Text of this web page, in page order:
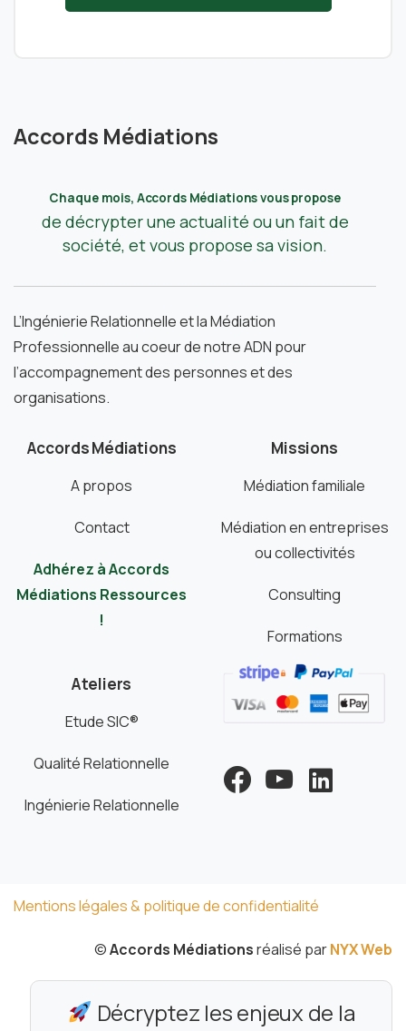
Accords Médiations
Chaque mois, Accords Médiations vous propose
de décrypter une actualité ou un fait de
société, et vous propose sa vision.
L’Ingénierie Relationnelle et la Médiation
Professionnelle au coeur de notre ADN pour
l’accompagnement des personnes et des
organisations.
Accords Médiations
A propos
Contact
Adhérez à Accords
Médiations Ressources
!
Missions
Médiation familiale
Médiation en entreprises
ou collectivités
Consulting
Formations
Ateliers
Etude SIC®
Qualité Relationnelle
Ingénierie Relationnelle
Mentions légales & politique de confidentialité
©Accords Médiationsréalisé parNYX Web
Décryptez les enjeux de la